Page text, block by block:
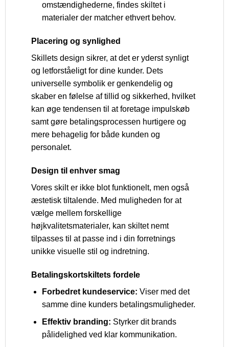
omstændighederne, findes skiltet i
materialer der matcher ethvert behov.
Placering og synlighed
Skillets design sikrer, at det er yderst synligt
og letforståeligt for dine kunder. Dets
universelle symbolik er genkendelig og
skaber en følelse af tillid og sikkerhed, hvilket
kan øge tendensen til at foretage impulskøb
samt gøre betalingsprocessen hurtigere og
mere behagelig for både kunden og
personalet.
Design til enhver smag
Vores skilt er ikke blot funktionelt, men også
æstetisk tiltalende. Med muligheden for at
vælge mellem forskellige
højkvalitetsmaterialer, kan skiltet nemt
tilpasses til at passe ind i din forretnings
unikke visuelle stil og indretning.
Betalingskortskiltets fordele
Forbedret kundeservice: Viser med det
samme dine kunders betalingsmuligheder.
Effektiv branding: Styrker dit brands
pålidelighed ved klar kommunikation.